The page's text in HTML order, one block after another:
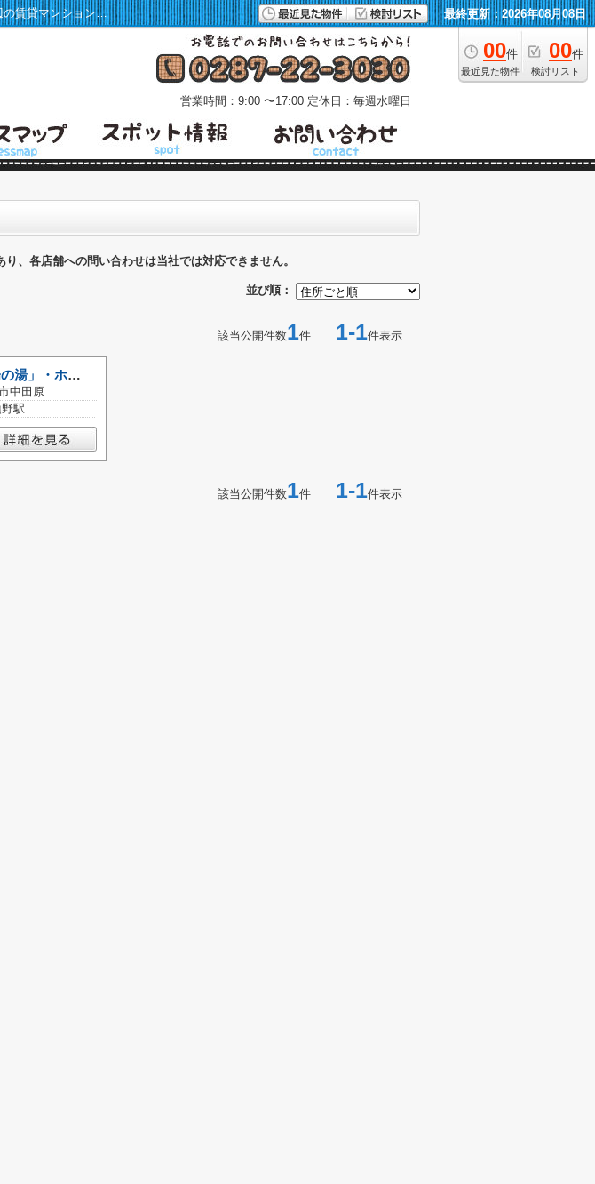
大田原市の温泉一覧ページ｜福祉大学生賃貸ナビ｜大田原・国際医療福祉大学周辺の賃貸マンション・アパート情報 最終更新：2026年08月08日
00件
最近見た物件
00件
検討リスト
営業時間：9:00 〜17:00 定休日：毎週水曜日
、各店舗への問い合わせは当社では対応できません。
並び順：
該当公開件数1件 1-1件表示
大田原温泉「日帰り温泉 太陽の湯」・ホテル龍城苑
中田原
駅
該当公開件数1件 1-1件表示